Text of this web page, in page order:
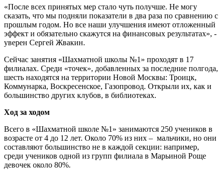
«После всех принятых мер стало чуть получше. Не могу
сказать, что мы подняли показатели в два раза по сравнению с
прошлым годом. Но все наши улучшения имеют отложенный
эффект и обязательно скажутся на финансовых результатах», -
уверен Сергей Жвакин.
Сейчас занятия «Шахматной школы №1» проходят в 17
филиалах. Среди «точек», добавленных за последние полгода,
шесть находятся на территории Новой Москвы: Троицк,
Коммунарка, Воскресенское, Газопровод. Открыли их, как и
большинство других клубов, в библиотеках.
Ход за ходом
Всего в «Шахматной школе №1» занимаются 250 учеников в
возрасте от 4 до 12 лет. Около 70% из них – мальчики, но они
составляют большинство не в каждой секции: например,
среди учеников одной из групп филиала в Марьиной Роще
девочек около 80%.